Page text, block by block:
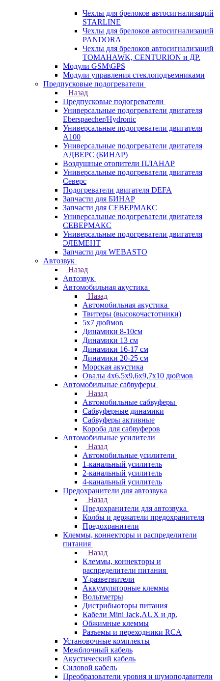
Чехлы для брелоков автосигнализаций
STARLINE
Чехлы для брелоков автосигнализаций
PANDORA
Чехлы для брелоков автосигнализаций
TOMAHAWK, CENTURION и ДР.
Модули GSM\GPS
Модули управления стеклоподъемниками
Предпусковые подогреватели
Назад
Предпусковые подогреватели
Универсальные подогреватели двигателя
Eberspaecher/Hydronic
Универсальные подогреватели двигателя
A100
Универсальные подогреватели двигателя
АДВЕРС (БИНАР)
Воздушные отопители ПЛАНАР
Универсальные подогреватели двигателя
Северс
Подогреватели двигателя DEFA
Запчасти для БИНАР
Запчасти для СЕВЕРМАКС
Универсальные подогреватели двигателя
СЕВЕРМАКС
Универсальные подогреватели двигателя
ЭЛЕМЕНТ
Запчасти для WEBASTO
Автозвук
Назад
Автозвук
Автомобильная акустика
Назад
Автомобильная акустика
Твитеры (высокочастотники)
5x7 дюймов
Динамики 8-10см
Динамики 13 см
Динамики 16-17 см
Динамики 20-25 см
Морская акустика
Овалы 4х6,5х9,6x9,7х10 дюймов
Автомобильные сабвуферы
Назад
Автомобильные сабвуферы
Сабвуферные динамики
Сабвуферы активные
Короба для сабвуферов
Автомобильные усилители
Назад
Автомобильные усилители
1-канальный усилитель
2-канальный усилитель
4-канальный усилитель
Предохранители для автозвука
Назад
Предохранители для автозвука
Колбы и держатели предохранителя
Предохранители
Клеммы, коннекторы и распределители
питания
Назад
Клеммы, коннекторы и
распределители питания
Y-разветвители
Аккумуляторные клеммы
Вольтметры
Дистрибьюторы питания
Кабели Mini Jack,AUX и др.
Обжимные клеммы
Разъемы и переходники RCA
Установочные комплекты
Межблочный кабель
Акустический кабель
Силовой кабель
Преобразователи уровня и шумоподавители